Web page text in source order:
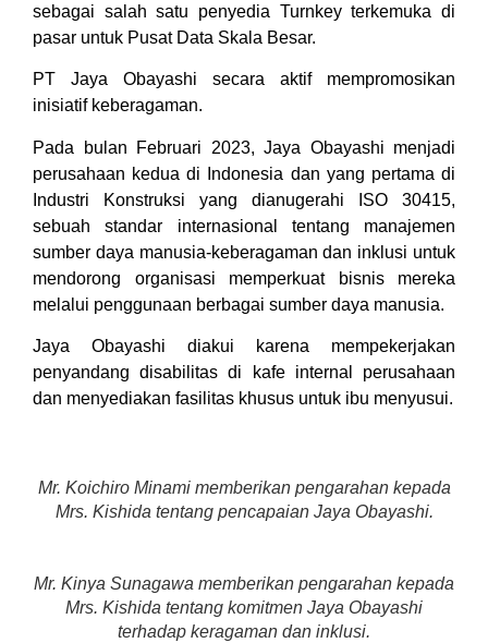
sebagai salah satu penyedia Turnkey terkemuka di
pasar untuk Pusat Data Skala Besar.
PT Jaya Obayashi secara aktif mempromosikan
inisiatif keberagaman.
Pada bulan Februari 2023, Jaya Obayashi menjadi
perusahaan kedua di Indonesia dan yang pertama di
Industri Konstruksi yang dianugerahi ISO 30415,
sebuah standar internasional tentang manajemen
sumber daya manusia-keberagaman dan inklusi untuk
mendorong organisasi memperkuat bisnis mereka
melalui penggunaan berbagai sumber daya manusia.
Jaya Obayashi diakui karena mempekerjakan
penyandang disabilitas di kafe internal perusahaan
dan menyediakan fasilitas khusus untuk ibu menyusui.
Mr. Koichiro Minami memberikan pengarahan kepada
Mrs. Kishida tentang pencapaian Jaya Obayashi.
Mr. Kinya Sunagawa memberikan pengarahan kepada
Mrs. Kishida tentang komitmen Jaya Obayashi
terhadap keragaman dan inklusi.